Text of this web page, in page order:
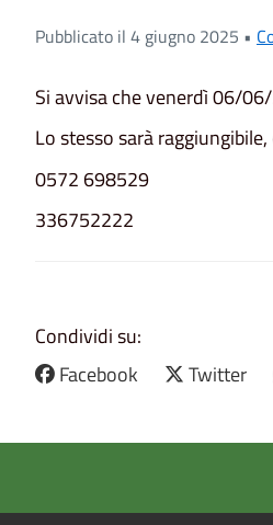
Pubblicato il 4 giugno 2025 •
Si avvisa che venerdì 06/
Lo stesso sarà
0572 698529
336752222
Condividi su:
Facebook
Twitter